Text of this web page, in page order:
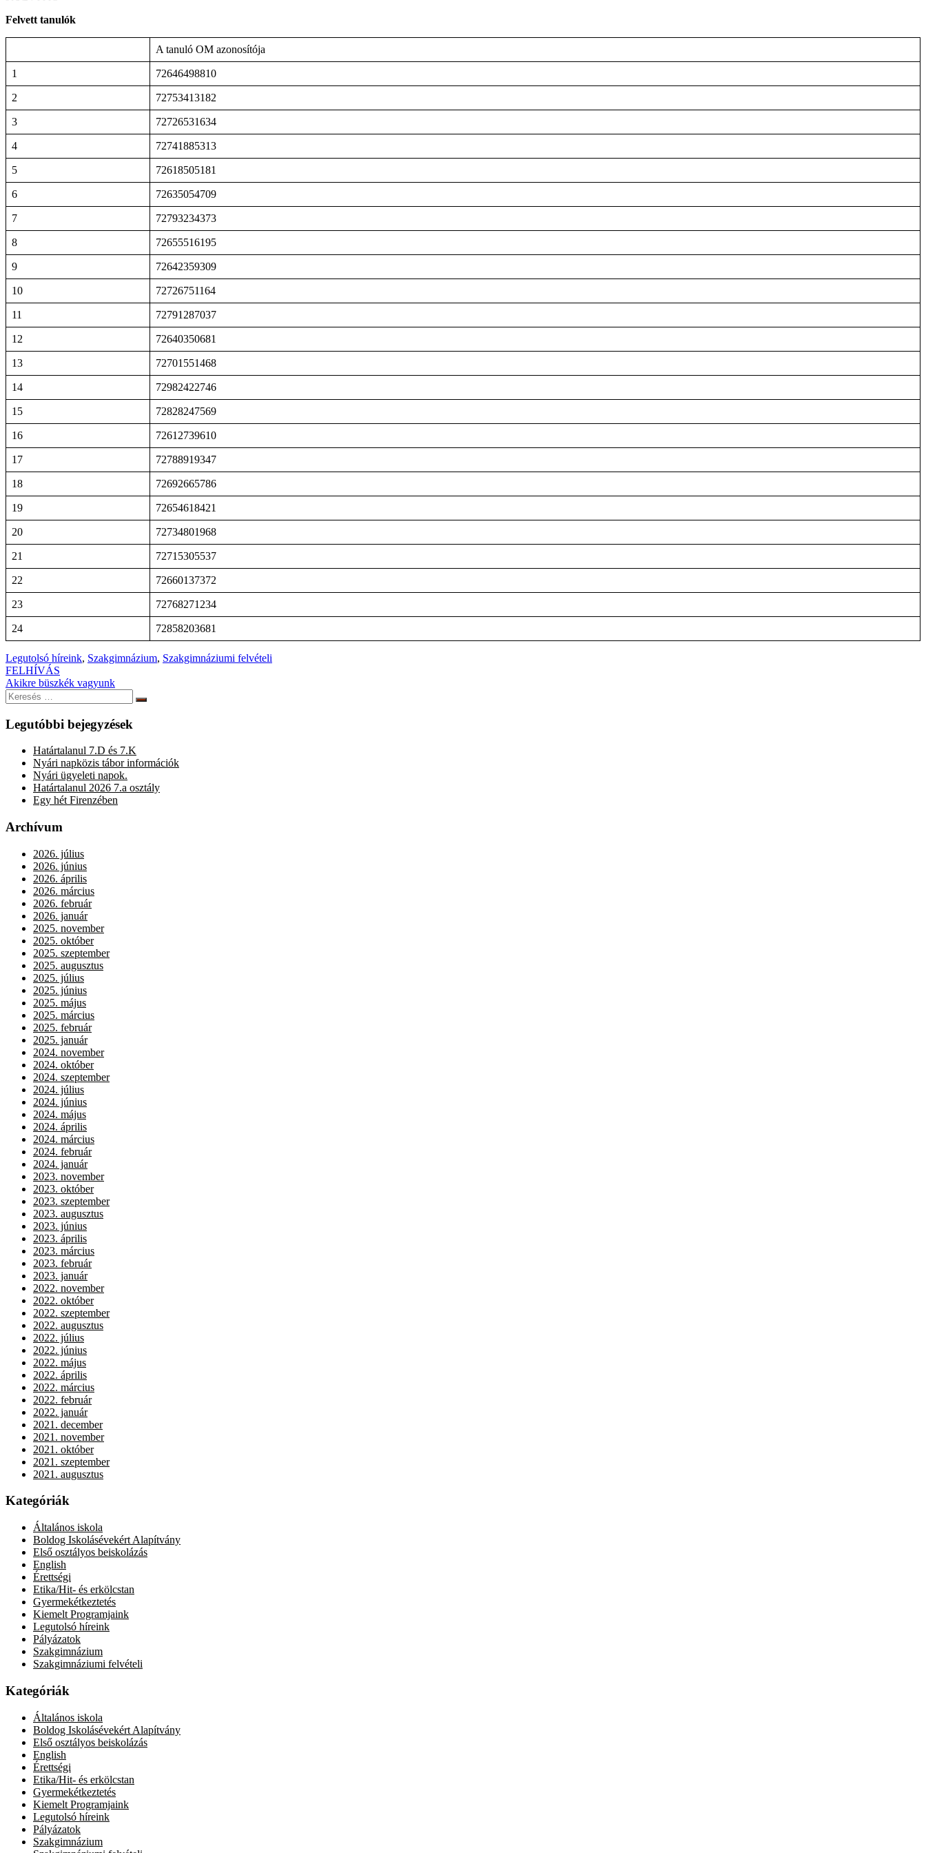
Felvett tanulók
A tanuló OM azonosítója
1 72646498810
2 72753413182
3 72726531634
4 72741885313
5 72618505181
6 72635054709
7 72793234373
8 72655516195
9 72642359309
10 72726751164
11 72791287037
12 72640350681
13 72701551468
14 72982422746
15 72828247569
16 72612739610
17 72788919347
18 72692665786
19 72654618421
20 72734801968
21 72715305537
22 72660137372
23 72768271234
24 72858203681
Legutolsó híreink, Szakgimnázium, Szakgimnáziumi felvételi
Bejegyzés
navigáció
FELHÍVÁS
Akikre büszkék vagyunk
Keresés:
Keresés
Legutóbbi bejegyzések
Határtalanul 7.D és 7.K
Nyári napközis tábor információk
Nyári ügyeleti napok.
Határtalanul 2026 7.a osztály
Egy hét Firenzében
Archívum
2026. július
2026. június
2026. április
2026. március
2026. február
2026. január
2025. november
2025. október
2025. szeptember
2025. augusztus
2025. július
2025. június
2025. május
2025. március
2025. február
2025. január
2024. november
2024. október
2024. szeptember
2024. július
2024. június
2024. május
2024. április
2024. március
2024. február
2024. január
2023. november
2023. október
2023. szeptember
2023. augusztus
2023. június
2023. április
2023. március
2023. február
2023. január
2022. november
2022. október
2022. szeptember
2022. augusztus
2022. július
2022. június
2022. május
2022. április
2022. március
2022. február
2022. január
2021. december
2021. november
2021. október
2021. szeptember
2021. augusztus
Kategóriák
Általános iskola
Boldog Iskolásévekért Alapítvány
Első osztályos beiskolázás
English
Érettségi
Etika/Hit- és erkölcstan
Gyermekétkeztetés
Kiemelt Programjaink
Legutolsó híreink
Pályázatok
Szakgimnázium
Szakgimnáziumi felvételi
Kategóriák
Általános iskola
Boldog Iskolásévekért Alapítvány
Első osztályos beiskolázás
English
Érettségi
Etika/Hit- és erkölcstan
Gyermekétkeztetés
Kiemelt Programjaink
Legutolsó híreink
Pályázatok
Szakgimnázium